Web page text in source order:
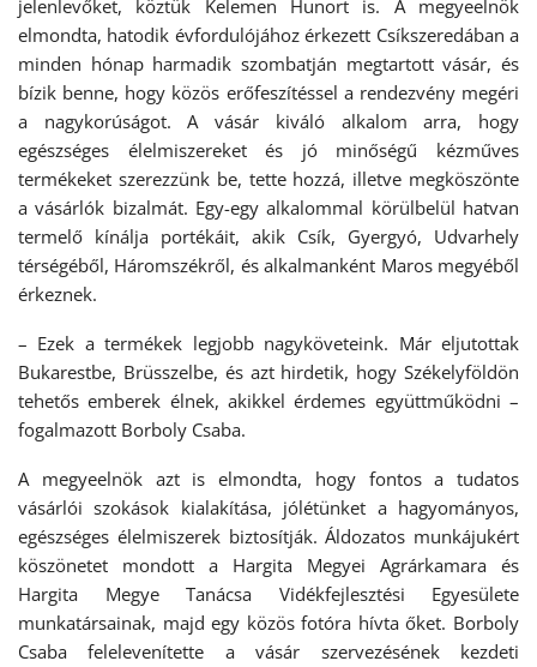
jelenlevőket, köztük Kelemen Hunort is. A megyeelnök
elmondta, hatodik évfordulójához érkezett Csíkszeredában a
minden hónap harmadik szombatján megtartott vásár, és
bízik benne, hogy közös erőfeszítéssel a rendezvény megéri
a nagykorúságot. A vásár kiváló alkalom arra, hogy
egészséges élelmiszereket és jó minőségű kézműves
termékeket szerezzünk be, tette hozzá, illetve megköszönte
a vásárlók bizalmát. Egy-egy alkalommal körülbelül hatvan
termelő kínálja portékáit, akik Csík, Gyergyó, Udvarhely
térségéből, Háromszékről, és alkalmanként Maros megyéből
érkeznek.
– Ezek a termékek legjobb nagyköveteink. Már eljutottak
Bukarestbe, Brüsszelbe, és azt hirdetik, hogy Székelyföldön
tehetős emberek élnek, akikkel érdemes együttműködni –
fogalmazott Borboly Csaba.
A megyeelnök azt is elmondta, hogy fontos a tudatos
vásárlói szokások kialakítása, jólétünket a hagyományos,
egészséges élelmiszerek biztosítják. Áldozatos munkájukért
köszönetet mondott a Hargita Megyei Agrárkamara és
Hargita Megye Tanácsa Vidékfejlesztési Egyesülete
munkatársainak, majd egy közös fotóra hívta őket. Borboly
Csaba felelevenítette a vásár szervezésének kezdeti